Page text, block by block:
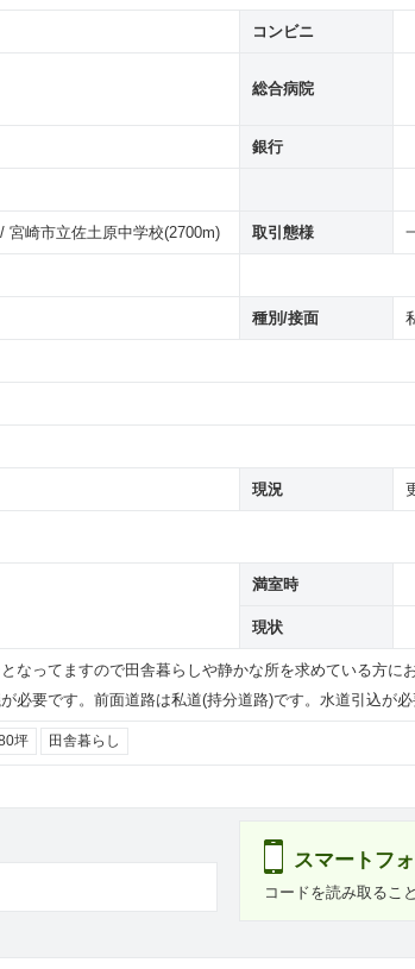
コンビニ
総合病院
銀行
宮崎市立佐土原中学校(2700m) 取引態様
種別/接面
現況
満室時
現状
なってますので田舎暮らしや静かな所を求めている方
必要です。前面道路は私道(持分道路)です。水道引込が必
坪 田舎暮らし
スマートフ
コードを読み取るこ